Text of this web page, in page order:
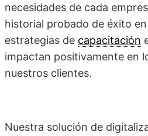
necesidades de cada
historial probado de éxito
estrategias de capacitación
impactan positivamente en
nuestros clientes.
Nuestra solución de